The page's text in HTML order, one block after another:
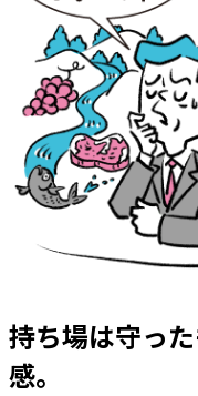
持ち場は守っ
感。